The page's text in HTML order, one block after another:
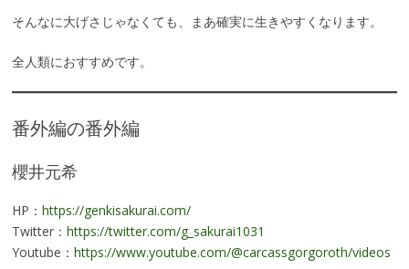
そんなに大げさじゃなくても、まあ確実に生きやすくなります。
全人類におすすめです。
番外編の番外編
櫻井元希
HP： https://genkisakurai.com/
Twitter： https://twitter.com/g_sakurai1031
Youtube： https://www.youtube.com/@carcassgorgoroth/videos